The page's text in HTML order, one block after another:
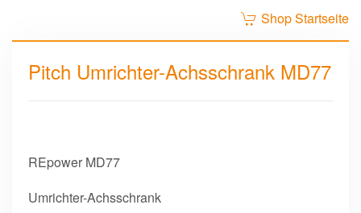
Shop Startseite
Pitch Umrichter-Achsschrank MD77
REpower MD77
Umrichter-Achsschrank